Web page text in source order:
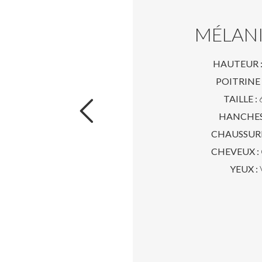
HAUTEUR :
POITRINE
TAILLE :
CHEVEUX :
YEUX :